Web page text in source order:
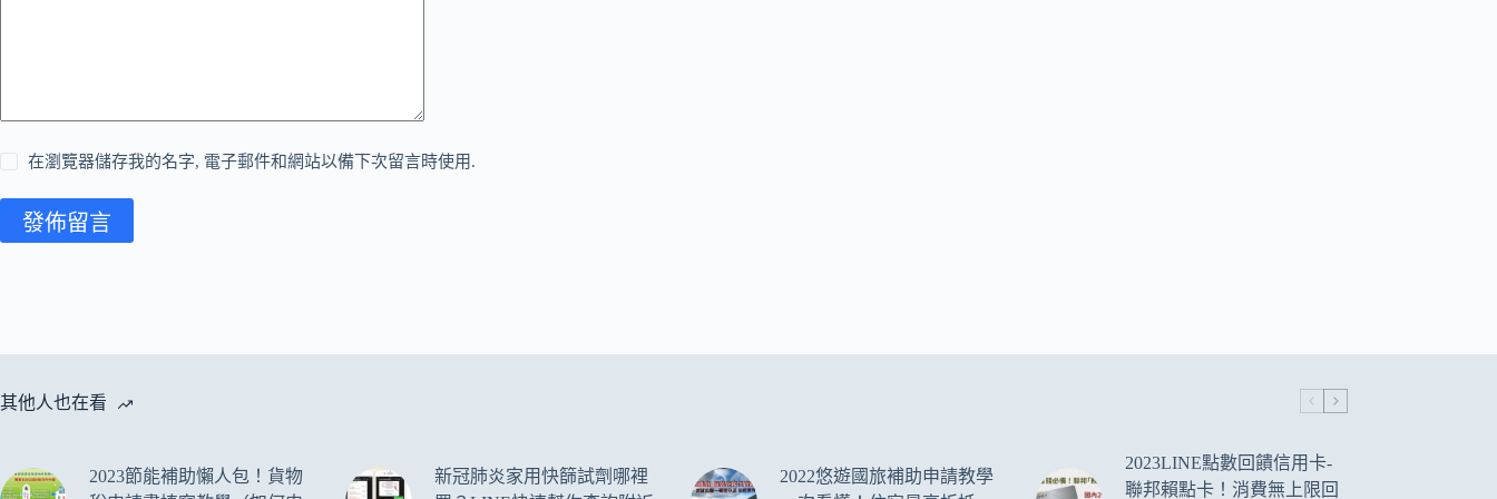
在瀏覽器儲存我的名字, 電子郵件和網站以備下次留言時使用.
發佈留言
其他人也在看
2023節能補助懶人包！貨物
新冠肺炎家用快篩試劑哪裡
2022悠遊國旅補助申請教學
2023LINE點數回饋信用卡-
聯邦賴點卡！消費無上限回